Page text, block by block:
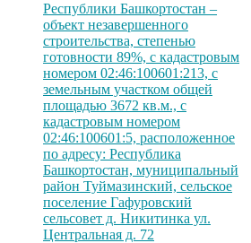
Республики Башкортостан –
объект незавершенного
строительства, степенью
готовности 89%, с кадастровым
номером 02:46:100601:213, с
земельным участком общей
площадью 3672 кв.м., с
кадастровым номером
02:46:100601:5, расположенное
по адресу: Республика
Башкортостан, муниципальный
район Туймазинский, сельское
поселение Гафуровский
сельсовет д. Никитинка ул.
Центральная д. 72